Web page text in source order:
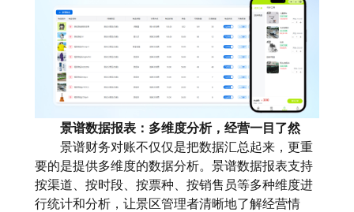
景谱数据报表：多维度分析，经营一目了然
景谱财务对账不仅仅是把数据汇总起来，更重
要的是提供多维度的数据分析。景谱数据报表支持
按渠道、按时段、按票种、按销售员等多种维度进
行统计和分析，让景区管理者清晰地了解经营情